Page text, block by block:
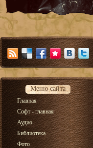
Меню сайта
Главная
Софт - главная
Аудио
Библиотека
Фото